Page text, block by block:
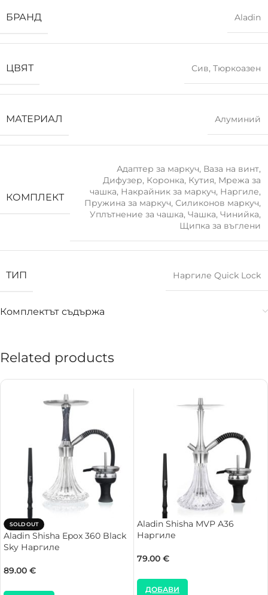
БРАНД Aladin
ЦВЯТ Сив, Тюркоазен
МАТЕРИАЛ Алуминий
КОМПЛЕКТ
Адаптер за маркуч, Ваза на винт,
Дифузер, Коронка, Кутия, Мрежа за
чашка, Накрайник за маркуч, Наргиле,
Пружина за маркуч, Силиконов маркуч,
Уплътнение за чашка, Чашка, Чинийка,
Щипка за въглени
ТИП Наргиле Quick Lock
Комплектът съдържа
Related products
SOLD OUT
Aladin Shisha Epox 360 Black
Sky Наргиле
89.00 €
Aladin Shisha MVP A36
Наргиле
79.00 €
ДОБАВИ